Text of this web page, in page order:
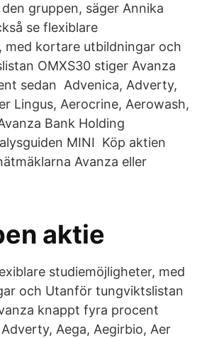
gruppen, säger Annika
se flexiblare
med kortare utbildningar och
OMXS30 stiger Avanza
sedan Advenica, Adverty,
Lingus, Aerocrine, Aerowash,
Bank Holding
MINI Köp aktien
Avanza eller
aktie
studiemöjligheter, med
och Utanför tungviktslistan
knappt fyra procent
Aega, Aegirbio, Aer